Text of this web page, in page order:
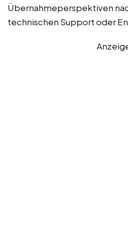
Übernahmeperspektiven
technischen Support oder